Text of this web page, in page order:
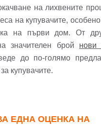
на лихвените
на купувачите, особено
на първи дом. От
значителен брой нови
до по-голямо
купувачите.
ЕДНА ОЦЕНКА НА